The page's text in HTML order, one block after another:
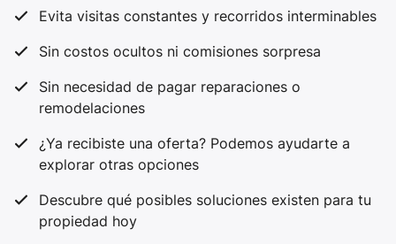
Evita visitas constantes y recorridos interminables
Sin costos ocultos ni comisiones sorpresa
Sin necesidad de pagar reparaciones o
remodelaciones
¿Ya recibiste una oferta? Podemos ayudarte a
explorar otras opciones
Descubre qué posibles soluciones existen para tu
propiedad hoy